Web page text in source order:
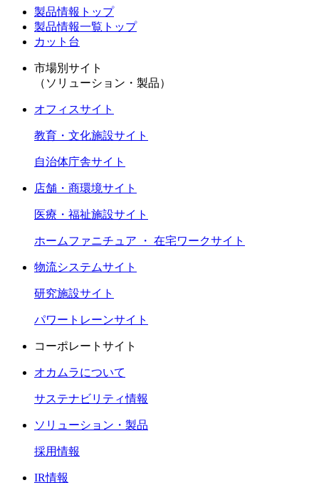
製品情報トップ
製品情報一覧トップ
カット台
市場別サイト
（ソリューション・製品）
オフィスサイト
教育・文化施設サイト
自治体庁舎サイト
店舗・商環境サイト
医療・福祉施設サイト
ホームファニチュア ・ 在宅ワークサイト
物流システムサイト
研究施設サイト
パワートレーンサイト
コーポレートサイト
オカムラについて
サステナビリティ情報
ソリューション・製品
採用情報
IR情報